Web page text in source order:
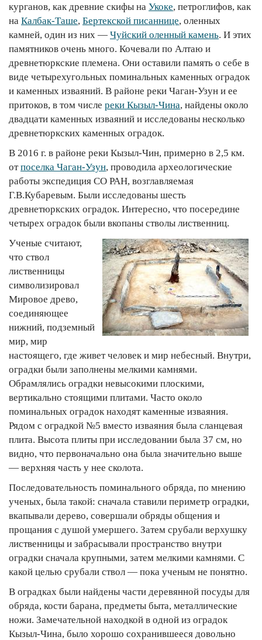
курганов, как древние скифы на Укоке, петроглифов, как
на Калбак-Таше, Бертекской писаннице, оленных
камней, один из них — Чуйский оленный камень. И этих
памятников очень много. Кочевали по Алтаю и
древнетюркские племена. Они оставили память о себе в
виде четырехугольных поминальных каменных оградок
и каменных изваяний. В районе реки Чаган-Узун и ее
притоков, в том числе реки Кызыл-Чина, найдены около
двадцати каменных изваяний и исследованы несколько
древнетюркских каменных оградок.
В 2016 г. в районе реки Кызыл-Чин, примерно в 2,5 км.
отпоселка Чаган-Узун, проводила археологические
работы экспедиция СО РАН, возглавляемая
Г.В.Кубаревым. Были исследованы шесть
древнетюркских оградок. Интересно, что посередине
четырех оградок были вкопаны стволы лиственниц.
Ученые считают,
что ствол
лиственницы
символизировал
Мировое древо,
соединяющее
нижний, подземный
мир, мир
настоящего, где живет человек и мир небесный. Внутри,
оградки были заполнены мелкими камнями.
Обрамлялись оградки невысокими плоскими,
вертикально стоящими плитами. Часто около
поминальных оградок находят каменные изваяния.
Рядом с оградкой №5 вместо изваяния была сланцевая
плита. Высота плиты при исследовании была 37 см, но
видно, что первоначально она была значительно выше
— верхняя часть у нее сколота.
Последовательность поминального обряда, по мнению
ученых, была такой: сначала ставили периметр оградки,
вкапывали дерево, совершали обряды общения и
прощания с душой умершего. Затем срубали верхушку
лиственницы и забрасывали пространство внутри
оградки сначала крупными, затем мелкими камнями. С
какой целью срубали ствол — пока ученым не понятно.
В оградках были найдены части деревянной посуды для
обряда, кости барана, предметы быта, металлические
ножи. Замечательной находкой в одной из оградок
Кызыл-Чина, было хорошо сохранившееся довольно